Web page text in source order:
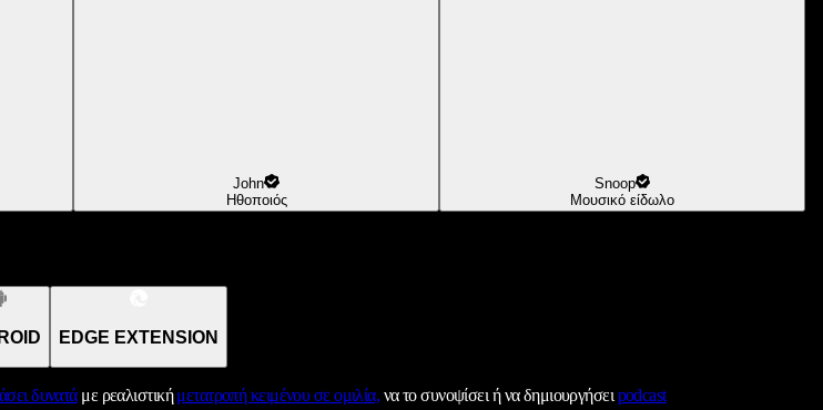
John
Ηθοποιός
Snoop
Μουσικό είδωλο
EDGE EXTENSION
δυνατάμε ρεαλιστικήμετατροπή κειμένου σε ομιλία, να το συνοψίσει ή να δημιουργήσειpodcast